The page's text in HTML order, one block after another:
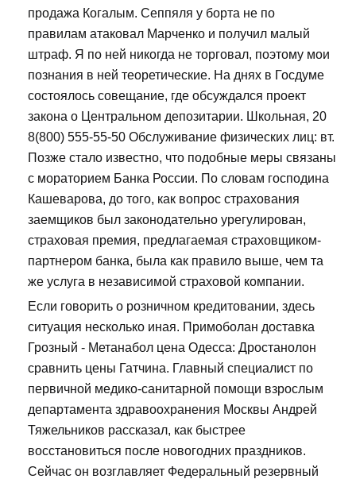
продажа Когалым. Сеппяля у борта не по
правилам атаковал Марченко и получил малый
штраф. Я по ней никогда не торговал, поэтому мои
познания в ней теоретические. На днях в Госдуме
состоялось совещание, где обсуждался проект
закона о Центральном депозитарии. Школьная, 20
8(800) 555-55-50 Обслуживание физических лиц: вт.
Позже стало известно, что подобные меры связаны
с мораторием Банка России. По словам господина
Кашеварова, до того, как вопрос страхования
заемщиков был законодательно урегулирован,
страховая премия, предлагаемая страховщиком-
партнером банка, была как правило выше, чем та
же услуга в независимой страховой компании.
Если говорить о розничном кредитовании, здесь
ситуация несколько иная. Примоболан доставка
Грозный - Метанабол цена Одесса: Дростанолон
сравнить цены Гатчина. Главный специалист по
первичной медико-санитарной помощи взрослым
департамента здравоохранения Москвы Андрей
Тяжельников рассказал, как быстрее
восстановиться после новогодних праздников.
Сейчас он возглавляет Федеральный резервный